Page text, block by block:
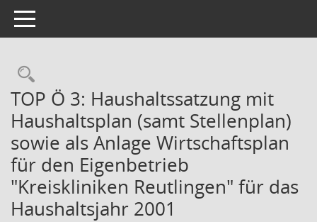
Toggle navigation
Rechercheauswahl
TOP Ö 3: Haushaltssatzung mit
Haushaltsplan (samt Stellenplan)
sowie als Anlage Wirtschaftsplan
für den Eigenbetrieb
"Kreiskliniken Reutlingen" für das
Haushaltsjahr 2001